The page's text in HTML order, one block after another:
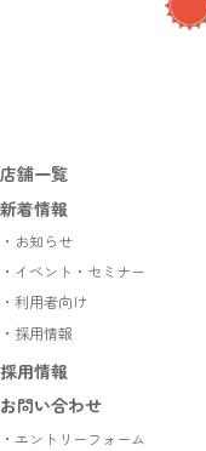
店舗一覧
新着情報
・お知らせ
・イベント・セミナー
・利用者向け
・採用情報
採用情報
お問い合わせ
・エントリーフォーム